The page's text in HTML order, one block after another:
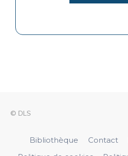
© DLS
Bibliothèque Contact